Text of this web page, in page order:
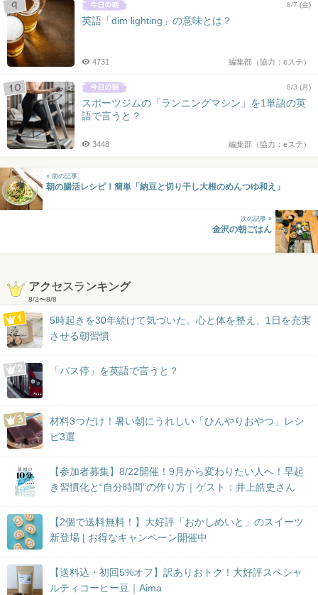
8/7 (金)
英語「dim lighting」の意味とは？
編集部（協力：eステ）
4731
8/3 (月)
スポーツジムの「ランニングマシン」を1単語の英
語で言うと？
編集部（協力：eステ）
3448
« 前の記事
朝の腸活レシピ！簡単「納豆と切り干し大根のめんつゆ和え」
次の記事 »
金沢の朝ごはん
アクセスランキング
8/2〜8/8
5時起きを30年続けて気づいた。心と体を整え、1日を充実
させる朝習慣
「バス停」を英語で言うと？
材料3つだけ！暑い朝にうれしい「ひんやりおやつ」レシ
ピ3選
【参加者募集】8/22開催！9月から変わりたい人へ！早起
き習慣化と“自分時間”の作り方｜ゲスト：井上皓史さん
【2個で送料無料！】大好評「おかしめいと」のスイーツ
新登場 | お得なキャンペーン開催中
【送料込・初回5%オフ】訳ありおトク！大好評スペシャ
ルティコーヒー豆｜Aima